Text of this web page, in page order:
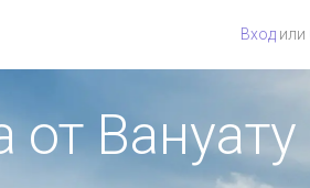
Вход или
от Вануату